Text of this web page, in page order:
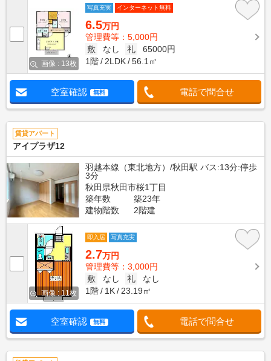
画像 : 13枚
写真充実 インターネット無料
6.5万円
管理費等：5,000円
敷
なし 礼
65000円
1階
2LDK 56.1㎡
空室確認 無料 電話で問合せ
賃貸アパート
アイプラザ12
羽越本線（東北地方）/秋田駅 バス:13分:停歩
3分
秋田県秋田市桜1丁目
築年数
築23年
建物階数
2階建
画像 : 11枚
即入居 写真充実
2.7万円
管理費等：3,000円
敷
なし 礼
なし
1階
1K 23.19㎡
空室確認 無料 電話で問合せ